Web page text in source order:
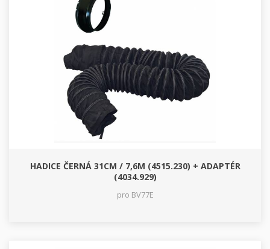
HADICE ČERNÁ 31CM / 7,6M (4515.230) + ADAPTÉR
(4034.929)
pro BV77E